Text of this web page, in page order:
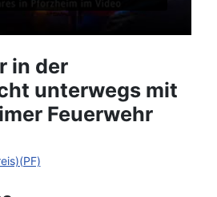
in der
unterwegs mit
Feuerwehr